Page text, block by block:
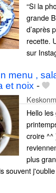
“Si la
grande
d’après
recette.
sur
menu ,
et noix -
Hello
croire ^^
plus
souvent